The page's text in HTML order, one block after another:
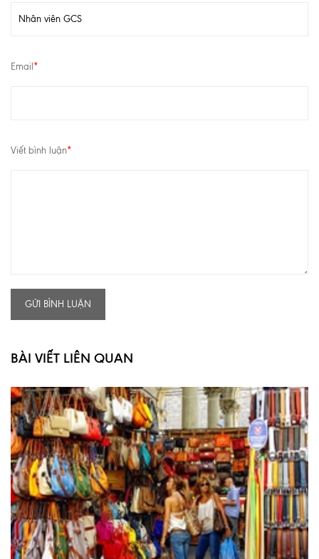
Email *
Viết bình luận*
GỬI BÌNH LUẬN
BÀI VIẾT LIÊN QUAN